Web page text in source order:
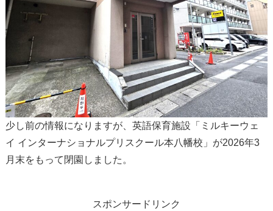
少し前の情報になりますが、英語保育施設「ミルキーウェ
イ インターナショナルプリスクール本八幡校」が2026年3
月末をもって閉園しました。
スポンサードリンク